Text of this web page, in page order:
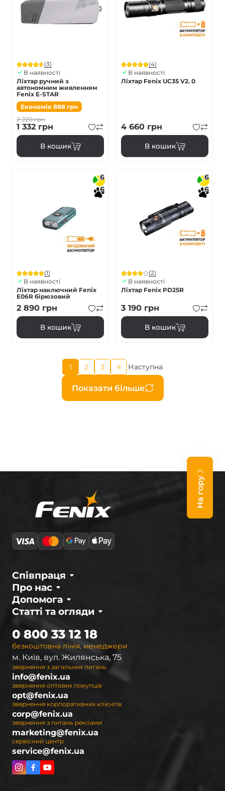
(3)
В наявності
Ліхтар ручний з
автономним живленням
Fenix E-STAR
Економія 888 грн
2 220грн
1 332 грн
В кошик
(4)
В наявності
Ліхтар Fenix UC35 V2. 0
4 660 грн
В кошик
6
6
(1)
В наявності
Ліхтар наключний Fenix
E06R бірюзовий
2 890 грн
В кошик
6
6
(2)
В наявності
Ліхтар Fenix PD25R
3 190 грн
В кошик
Розбивка
на
сторінки
Показати більше
Поточна
сторінка
1
Page
2
Page
3
Page
4
Наступна
сторінка
Наступна
На гору
Про нас
Співпраця
Статті та огляди
Допомога
безкоштовна лінія, менеджери
0 800 33 12 18
м. Київ, вул. Жилянська, 75
звернення з загальних питань
info@fenix.ua
звернення оптових покупців
opt@fenix.ua
звернення корпоративних клієнтів
corp@fenix.ua
звернення з питань реклами
marketing@fenix.ua
сервісний центр
service@fenix.ua